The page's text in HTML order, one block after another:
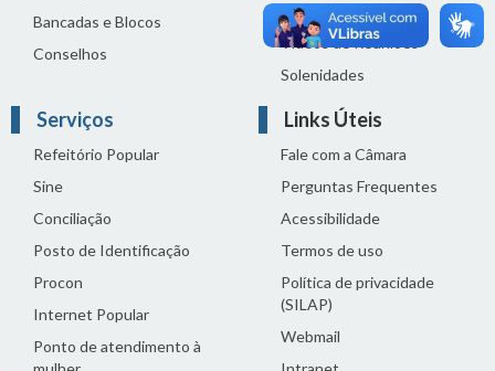
Bancadas e Blocos
Conselhos
Sala de Imprensa
Vídeos de Reuniões
Solenidades
Serviços
Refeitório Popular
Sine
Conciliação
Posto de Identificação
Procon
Internet Popular
Ponto de atendimento à
Links Úteis
Fale com a Câmara
Perguntas Frequentes
Acessibilidade
Termos de uso
Política de privacidade
(SILAP)
Webmail